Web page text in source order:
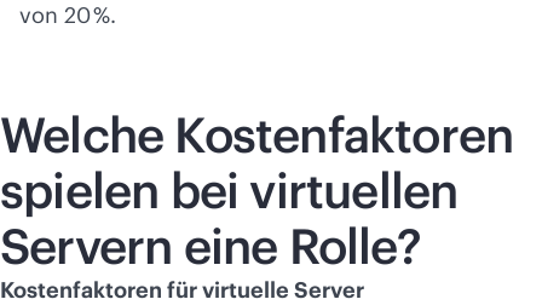
von 20 %.
Welche Kostenfaktoren
spielen bei virtuellen
Servern eine Rolle?
Kostenfaktoren für virtuelle Server